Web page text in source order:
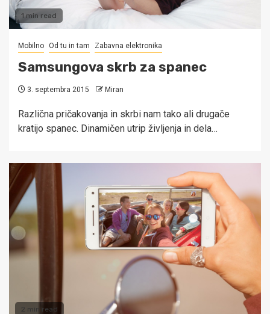
1 min read
Mobilno Od tu in tam Zabavna elektronika
Samsungova skrb za spanec
3. septembra 2015 Miran
Različna pričakovanja in skrbi nam tako ali drugače
kratijo spanec. Dinamičen utrip življenja in dela…
2 min read